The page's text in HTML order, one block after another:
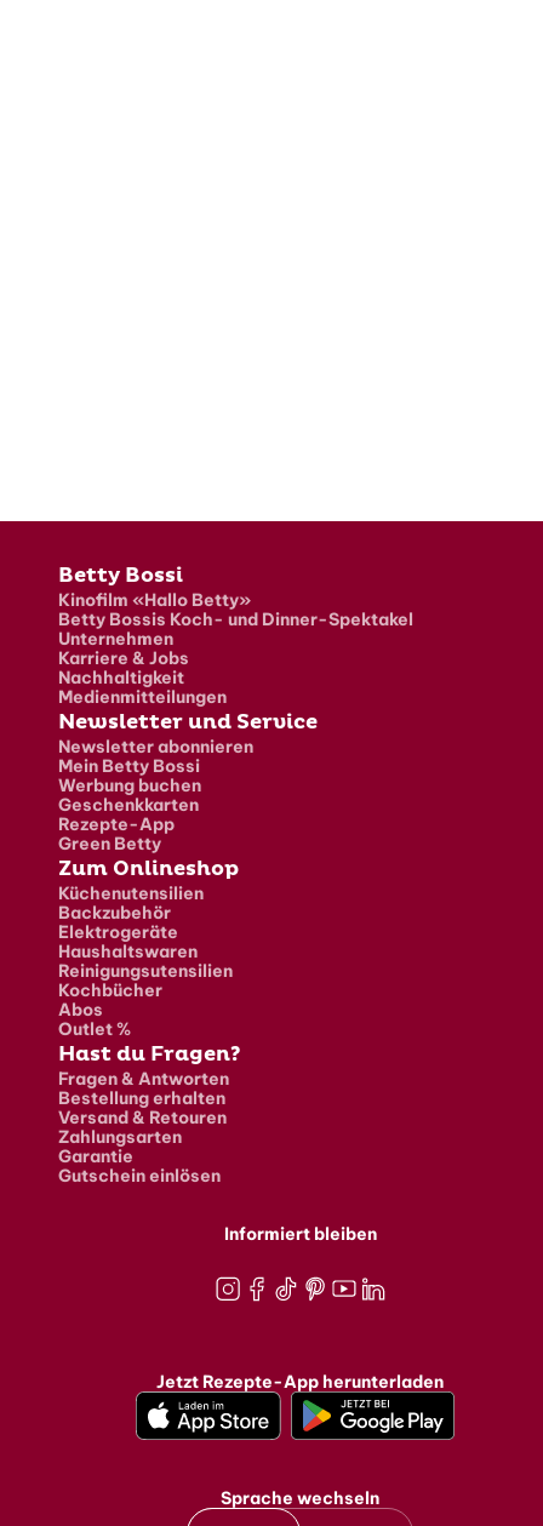
Fusszeile
Betty Bossi
Kinofilm «Hallo Betty»
Betty Bossis Koch- und Dinner-Spektakel
Unternehmen
Karriere & Jobs
Nachhaltigkeit
Medienmitteilungen
Newsletter und Service
Newsletter abonnieren
Mein Betty Bossi
Werbung buchen
Geschenkkarten
Rezepte-App
Green Betty
Zum Onlineshop
Küchenutensilien
Backzubehör
Elektrogeräte
Haushaltswaren
Reinigungsutensilien
Kochbücher
Abos
Outlet %
Hast du Fragen?
Fragen & Antworten
Bestellung erhalten
Versand & Retouren
Zahlungsarten
Garantie
Gutschein einlösen
Informiert bleiben
Jetzt Rezepte-App herunterladen
Sprache wechseln